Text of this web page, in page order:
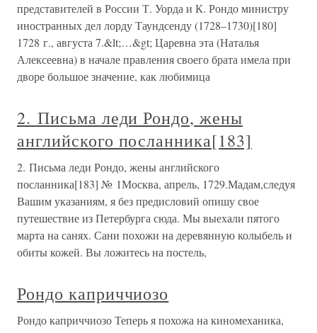
представителей в России Т. Уорда и К. Рондо министру
иностранных дел лорду Таундсенду (1728–1730)[180]
1728 г., августа 7.&lt;…&gt; Царевна эта (Наталья
Алексеевна) в начале правления своего брата имела при
дворе большое значение, как любимица
2. Письма леди Рондо, жены
английского посланника[183]
2. Письма леди Рондо, жены английского
посланника[183] № 1Москва, апрель, 1729.Мадам,следуя
Вашим указаниям, я без предисловий опишу свое
путешествие из Петербурга сюда. Мы выехали пятого
марта на санях. Сани похожи на деревянную колыбель и
обиты кожей. Вы ложитесь на постель,
Рондо каприччиозо
Рондо каприччиозо Теперь я похожа на киномеханика,